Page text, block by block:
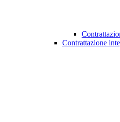
Contrattazione